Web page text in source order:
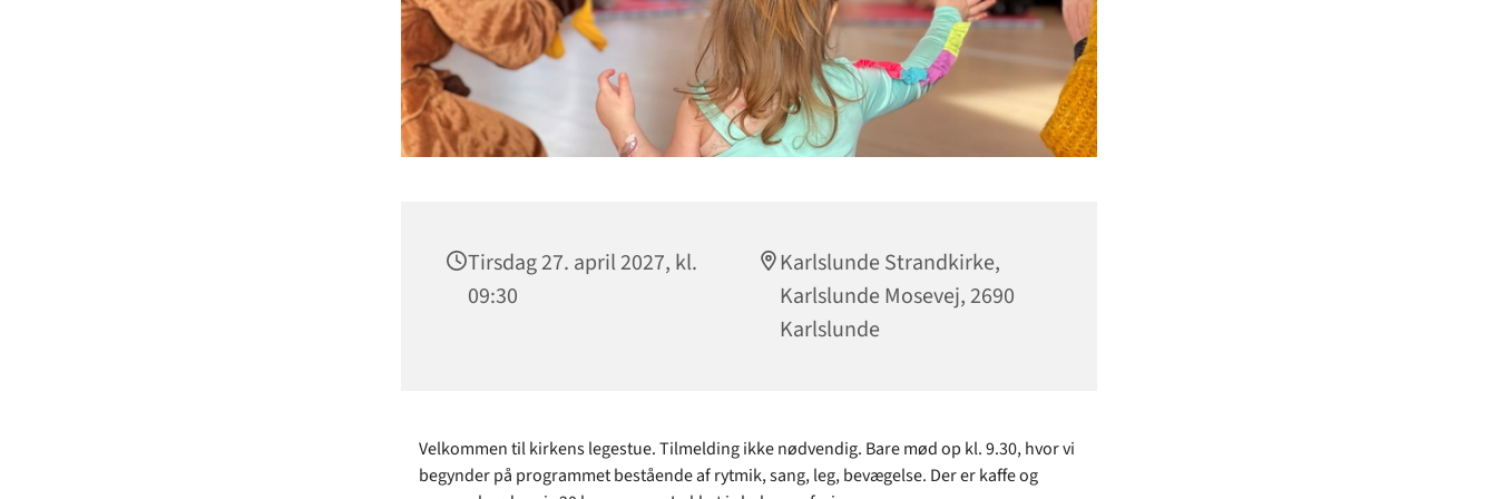
Tirsdag 27. april 2027, kl.
09:30
Karlslunde Strandkirke,
Karlslunde Mosevej, 2690
Karlslunde
Velkommen til kirkens legestue. Tilmelding ikke nødvendig. Bare mød op kl. 9.30, hvor vi
begynder på programmet bestående af rytmik, sang, leg, bevægelse. Der er kaffe og